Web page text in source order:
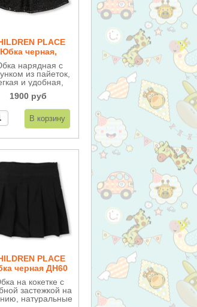
PLACE
Юбка черная,
пайетками
ДН57
нарядная с
из пайеток,
и удобная,
на поясе
мягкая резинка.
1900 руб
PLACE
черная ДН60
на кокетке с
застежкой на
натуральные